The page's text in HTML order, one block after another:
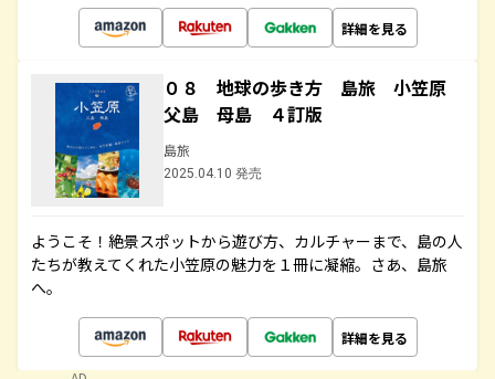
詳細を見る
０８ 地球の歩き方 島旅 小笠原
父島 母島 ４訂版
島旅
2025.04.10 発売
ようこそ！絶景スポットから遊び方、カルチャーまで、島の人
たちが教えてくれた小笠原の魅力を１冊に凝縮。さあ、島旅
へ。
詳細を見る